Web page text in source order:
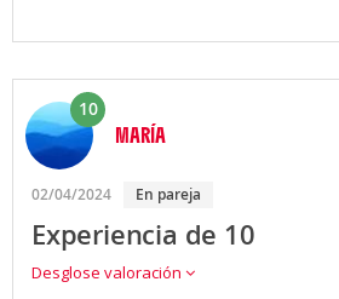
10
MARÍA
02/04/2024 En pareja
Experiencia de 10
Desglose valoración